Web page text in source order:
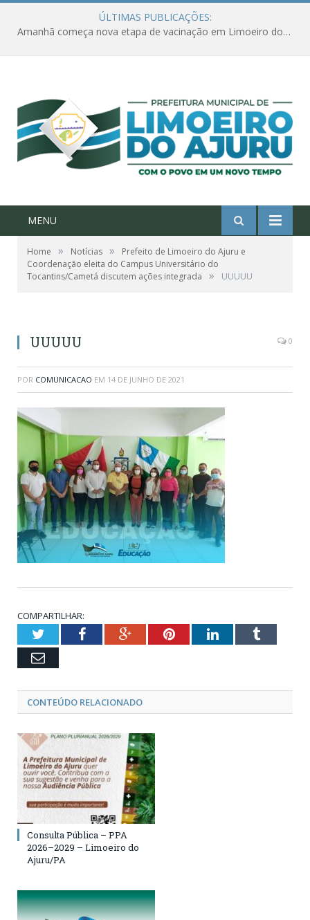
ÚLTIMAS PUBLICAÇÕES:
Amanhã começa nova etapa de vacinação em Limoeiro do Ajuru para idosos com 65 ou mais
MENU
Home » Notícias »
Prefeito de Limoeiro do Ajuru e
Coordenação eleita do Campus Universitário do
Tocantins/Cametá discutem ações integrada
» UUUUU
UUUUU 0
POR COMUNICACAO EM 14 DE JUNHO DE 2021
COMPARTILHAR:
TwitterFacebookGoogle+PinterestLinkedInTumblr
Email
CONTEÚDO RELACIONADO
Consulta Pública – PPA
2026–2029 – Limoeiro do
Ajuru/PA